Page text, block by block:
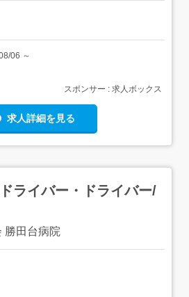
06 ～
スポンサー : 求人ボックス
求人詳細を見る
ライバー・ドライバー/
勝田台病院